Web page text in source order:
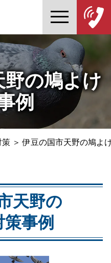
の鳩よけ
例
策＞伊豆の国市天野の鳩よ
天野の
事例